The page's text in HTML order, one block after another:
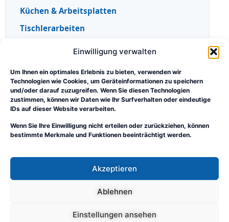
Einwilligung verwalten
Um Ihnen ein optimales Erlebnis zu bieten, verwenden wir
Technologien wie Cookies, um Geräteinformationen zu speichern
und/oder darauf zuzugreifen. Wenn Sie diesen Technologien
zustimmen, können wir Daten wie Ihr Surfverhalten oder eindeutige
IDs auf dieser Website verarbeiten.
Wenn Sie Ihre Einwilligung nicht erteilen oder zurückziehen, können
bestimmte Merkmale und Funktionen beeinträchtigt werden.
Akzeptieren
Ablehnen
Einstellungen ansehen
Küchen & Arbeitsplatten
Tischlerarbeiten
Portal & Orientierung
Praxisberichte
Wissen & Orientierung
Rolle und Grenzen des Sachverständigen
Sebastian Sudhoff
Kontakt
Berufliche Tätigkeit:Sachverständigenbüro Sudhoff